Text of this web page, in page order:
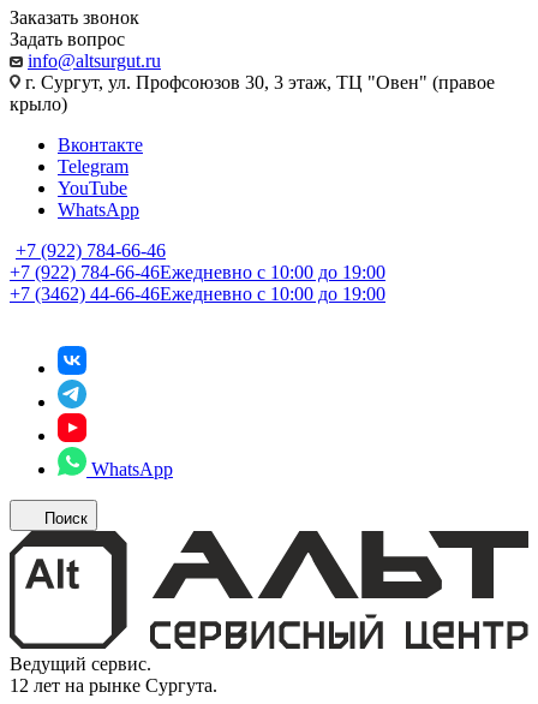
Заказать звонок
Задать вопрос
info@altsurgut.ru
г. Сургут, ул. Профсоюзов 30, 3 этаж, ТЦ "Овен" (правое
крыло)
Вконтакте
Telegram
YouTube
WhatsApp
+7 (922) 784-66-46
+7 (922) 784-66-46Ежедневно с 10:00 до 19:00
+7 (3462) 44-66-46Ежедневно с 10:00 до 19:00
WhatsApp
Поиск
Ведущий сервис.
12 лет на рынке Сургута.